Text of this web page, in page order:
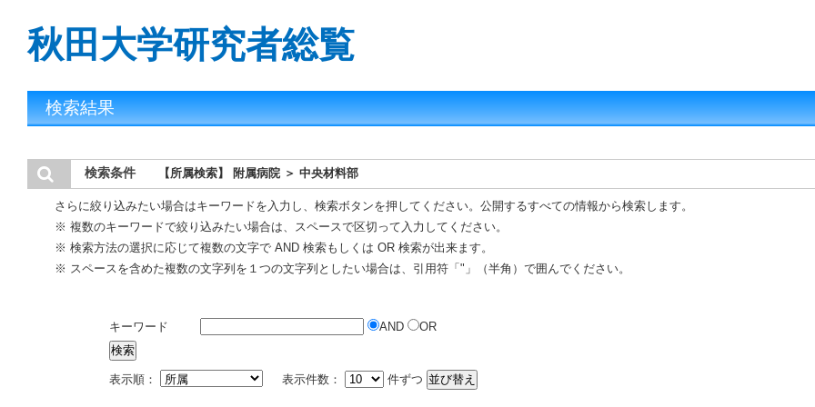
秋田大学研究者総覧
検索結果
検索条件 【所属検索】 附属病院 ＞ 中央材料部
さらに絞り込みたい場合はキーワードを入力し、検索ボタンを押してください。公開するすべての情報から検索します。
※ 複数のキーワードで絞り込みたい場合は、スペースで区切って入力してください。
※ 検索方法の選択に応じて複数の文字で AND 検索もしくは OR 検索が出来ます。
※ スペースを含めた複数の文字列を１つの文字列としたい場合は、引用符「"」（半角）で囲んでください。
キーワード AND OR
表示順： 表示件数： 件ずつ